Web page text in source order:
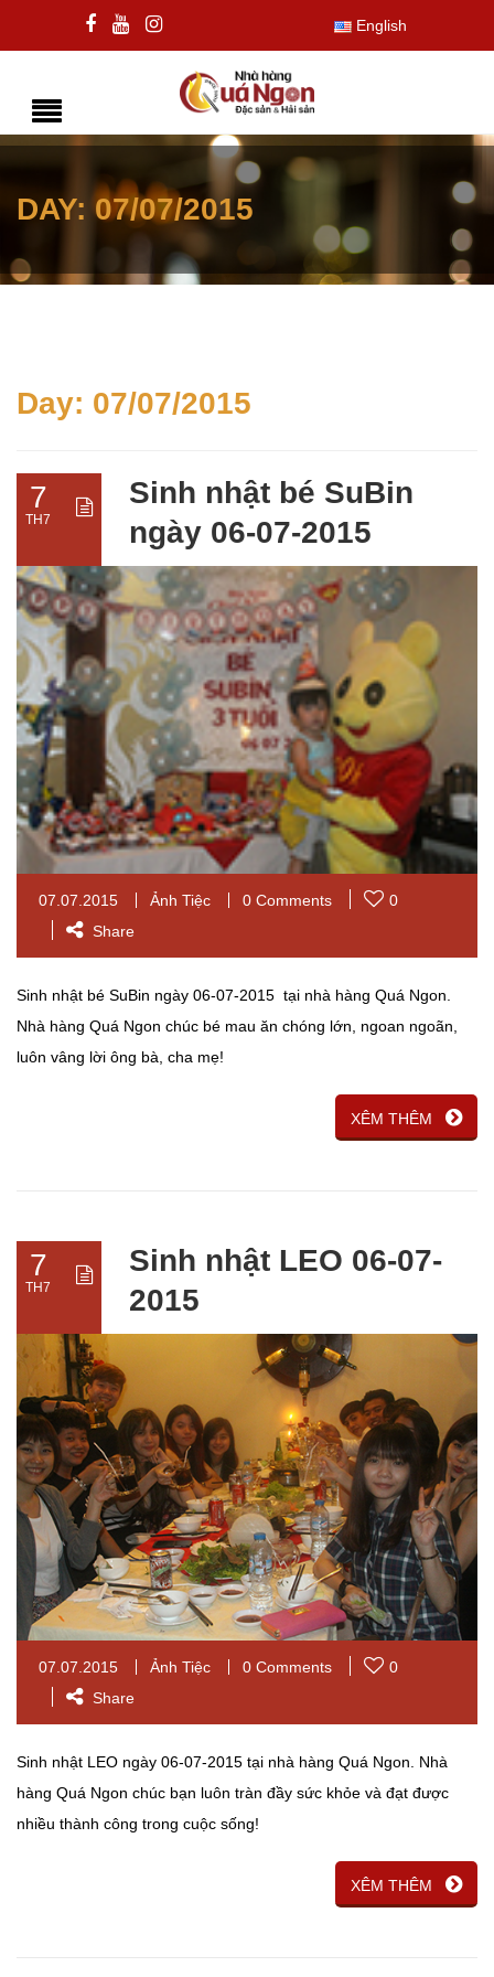
English
DAY:07/07/2015
Day: 07/07/2015
7
TH7
Sinh nhật bé SuBin
ngày 06-07-2015
07.07.2015 Ảnh Tiệc 0 Comments
0
Share
Sinh nhật bé SuBin ngày 06-07-2015 tại nhà hàng Quá Ngon.
Nhà hàng Quá Ngon chúc bé mau ăn chóng lớn, ngoan ngoãn,
luôn vâng lời ông bà, cha mẹ!
XÊM THÊM
7
TH7
Sinh nhật LEO 06-07-
2015
07.07.2015 Ảnh Tiệc 0 Comments
0
Share
Sinh nhật LEO ngày 06-07-2015 tại nhà hàng Quá Ngon. Nhà
hàng Quá Ngon chúc bạn luôn tràn đầy sức khỏe và đạt được
nhiều thành công trong cuộc sống!
XÊM THÊM